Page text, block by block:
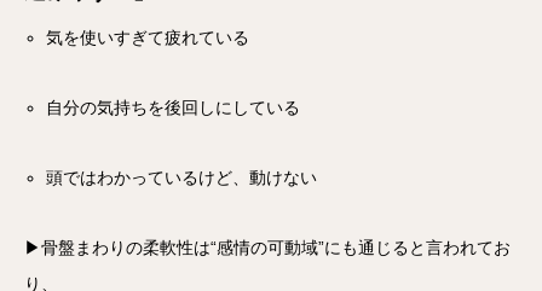
気を使いすぎて疲れている
自分の気持ちを後回しにしている
頭ではわかっているけど、動けない
▶骨盤まわりの柔軟性は“感情の可動域”にも通じると言われてお
り、